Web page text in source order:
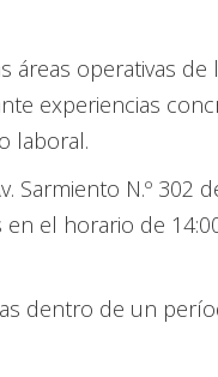
áreas operativas de
experiencias
laboral.
Sarmiento N.º 302
el horario de
dentro de un